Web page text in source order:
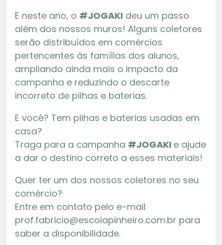
E neste ano, o #JOGAKI deu um passo
além dos nossos muros! Alguns coletores
serão distribuídos em comércios
pertencentes às famílias dos alunos,
ampliando ainda mais o impacto da
campanha e reduzindo o descarte
incorreto de pilhas e baterias.
E você? Tem pilhas e baterias usadas em
casa?
Traga para a campanha #JOGAKI e ajude
a dar o destino correto a esses materiais!
Quer ter um dos nossos coletores no seu
comércio?
Entre em contato pelo e-mail
prof.fabricio@escolapinheiro.com.br para
saber a disponibilidade.